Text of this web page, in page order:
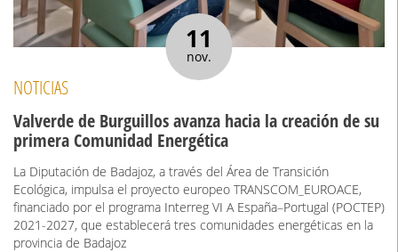
11
nov.
NOTICIAS
Valverde de Burguillos avanza hacia la creación de su
primera Comunidad Energética
La Diputación de Badajoz, a través del Área de Transición
Ecológica, impulsa el proyecto europeo TRANSCOM_EUROACE,
financiado por el programa Interreg VI A España–Portugal (POCTEP)
2021-2027, que establecerá tres comunidades energéticas en la
provincia de Badajoz